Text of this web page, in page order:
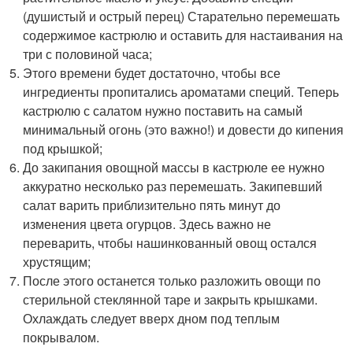
(душистый и острый перец) Старательно перемешать
содержимое кастрюлю и оставить для настаивания на
три с половиной часа;
Этого времени будет достаточно, чтобы все
ингредиенты пропитались ароматами специй. Теперь
кастрюлю с салатом нужно поставить на самый
минимальный огонь (это важно!) и довести до кипения
под крышкой;
До закипания овощной массы в кастрюле ее нужно
аккуратно несколько раз перемешать. Закипевший
салат варить приблизительно пять минут до
изменения цвета огурцов. Здесь важно не
переварить, чтобы нашинкованный овощ остался
хрустящим;
После этого останется только разложить овощи по
стерильной стеклянной таре и закрыть крышками.
Охлаждать следует вверх дном под теплым
покрывалом.